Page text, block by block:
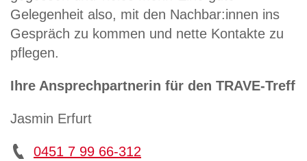
Gelegenheit also, mit den Nachbar:innen ins
Gespräch zu kommen und nette Kontakte zu
pflegen.
Ihre Ansprechpartnerin für den TRAVE-Treff
Jasmin Erfurt
0451 7 99 66-312